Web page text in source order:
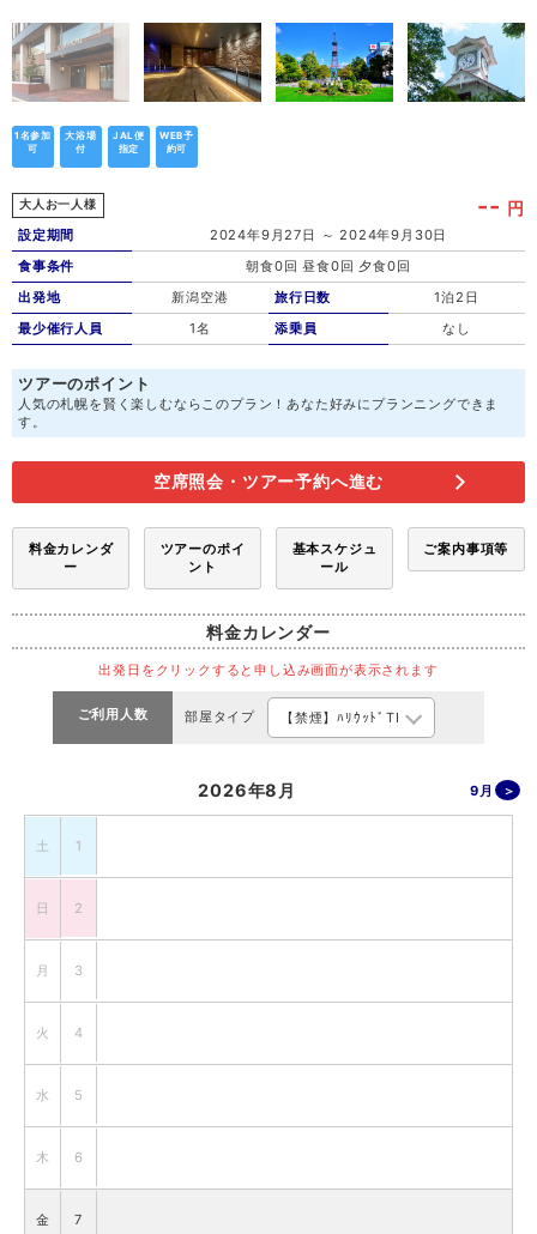
1名参加
可
大浴場
付
JAL便
指定
WEB予
約可
大人お一人様 -- 円
設定期間
2024年9月27日 ～ 2024年9月30日
食事条件
朝食0回 昼食0回 夕食0回
出発地
新潟空港
最少催行人員
1名
旅行日数
1泊2日
添乗員
なし
ツアーのポイント
人気の札幌を賢く楽しむならこのプラン！あなた好みにプランニングできま
す。
空席照会・ツアー予約へ進む
料金カレンダ
ー
ツアーのポイ
ント
基本スケジュ
ール
ご案内事項等
料金カレンダー
出発日をクリックすると申し込み画面が表示されます
ご利用人数 部屋タイプ
2026年8月 9月
土 1
日 2
月 3
火 4
水 5
木 6
金 7